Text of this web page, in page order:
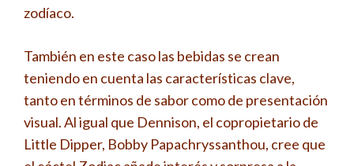
zodíaco.
También en este caso las bebidas se crean
teniendo en cuenta las características clave,
tanto en términos de sabor como de presentación
visual. Al igual que Dennison, el copropietario de
Little Dipper, Bobby Papachryssanthou, cree que